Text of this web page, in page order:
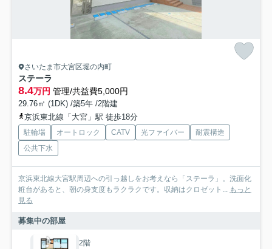
さいたま市大宮区堀の内町
ステーラ
8.4万円 管理/共益費5,000円
29.76㎡ (1DK) /築5年 /2階建
京浜東北線「大宮」駅 徒歩18分
駐輪場 オートロック CATV 光ファイバー
耐震構造
公共下水
京浜東北線大宮駅周辺への引っ越しをお考えなら「ステーラ」。洗面化
粧台があると、朝の身支度もラクラクです。収納はクロゼット... もっと
見る
募集中の部屋
2階